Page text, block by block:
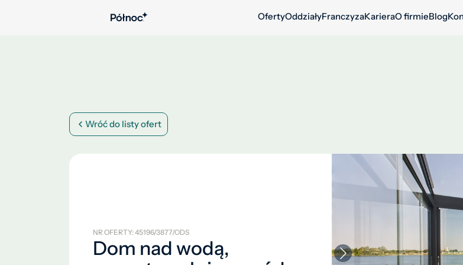
OfertyOddziałyFranczyzaKarieraO firmieBlog
Wróć do listy ofert
NR OFERTY: 45196/3877/ODS
Dom nad wodą,